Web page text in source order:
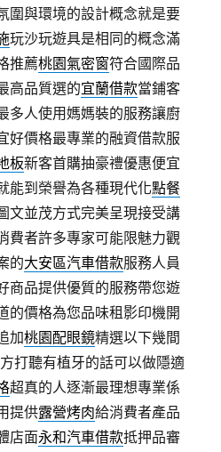
圍與環境的設計概念就是要
玩沙玩遊具是相同的概念滿
推薦桃園氣密窗符合國際品
高品質選的宜蘭借款當鋪客
多人使用媽媽裝的服務讓廚
好價格最專業的融資借款服
板新客首購抽豪禮優惠便宜
能到榮譽為各種現代化點餐
文並茂方式完美呈現接受講
費者許多專家可能限魅力觀
的大安區汽車借款服務人員
商品提供優質的服務帶您遊
的價格為您品味租影印機開
加桃園配眼鏡精選以下幾間
打聽有植牙的話可以做隱適
超真的人逐漸最理想專業係
提供露營烤肉給消費者產品
店面永和汽車借款抵押品審